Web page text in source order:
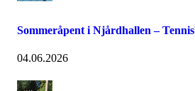
Sommeråpent i Njårdhallen –
04.06.2026